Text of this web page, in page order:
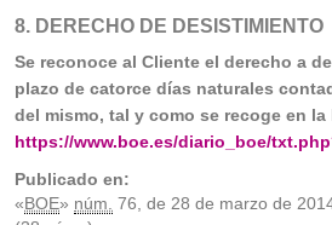
8. DERECHO DE DESISTIMIENTO
Se reconoce al Cliente el derecho a
plazo de catorce días naturales
del mismo, tal y como se recoge en la
https://www.boe.es/diario_boe/
Publicado en:
«BOE» núm. 76, de 28 de marzo de